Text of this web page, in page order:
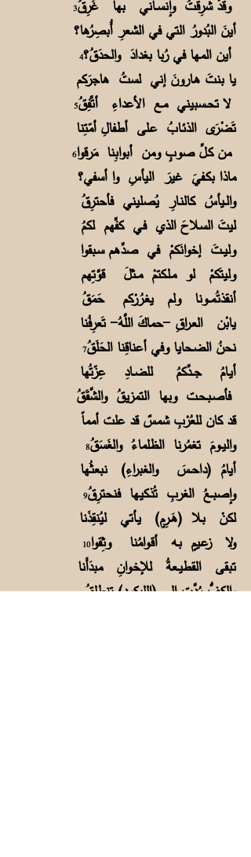
وقدْ شرِقتُ وإنســاني بها غَرِقُ3
أينَ البُدورُ التي في الشعرِ أُبصِرُها؟
أين المـها في رُبا بغدادَ والحدَقُ؟4
يا بنتَ هـارونَ إني لستُ هاجرَكم
لا تحــسبيني مـع الأعداءِ أتَّفِقُ5
تَضْرَى الذئـابُ عـلى أطفالِ أمّتِنا
من كـلِّ صوبٍ ومن أبوابِنا مَرقوا6
ماذا بكـفيَ غيرَ اليأسِ وا أسفي؟
والــيأسُ كالنـارِ يُصليني فأحترِقُ
ليتَ السـلاحَ الذي فـي كفِّهم لكمُ
وليــتَ إخوانَكمْ في صدِّهم سـبقوا
وليتَكمْ لو مـلـكتمْ مــثلَ قوَّتِهم
أنقذتُـمـــونا ولم يغـرُرْكم حَمَقُ
يابْن العـراقِ -حماكَ اللَّهُ- تَعرِفُنا
نحنُ الضـحايا وفي أعناقِنا الحَلَقُ7
أيـامُ جـــدِّكمُ للضــادِ عِزّتُها
فأصـبـحـت وبها التمزيقُ والشَّقَقُ
قد كان للعُرْبِ شمسٌ قد علت أمماً
واليــومَ تغمُرنا الظلماءُ والغَسَقُ8
أيامُ (داحــسَ والغبراءِ) نبعثُـها
وإصبــعُ الغربِ تُذكيـها فنحترِقُ9
لكنْ بـلا (هَــرِمٍ) يـأتي ليُنقِذَنا
ولا زعـيمٍ بـه أقـوامُنا وثِقوا10
تبقى القطيــعةُ للإخـوانِ مبدَأَنا
والكـفُّ مُدَّت إلـى (الليكودِ) تنطلقُ